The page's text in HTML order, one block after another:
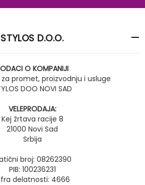
STYLOS D.O.O.
O KOMPANIJI
za promet, proizvodnju i usluge
DOO NOVI SAD
VELEPRODAJA:
Kej žrtava racije 8
21000 Novi Sad
Srbija
broj: 08262390
PIB: 100236231
delatnosti: 4666